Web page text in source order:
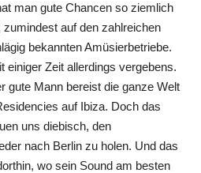
man gute Chancen so ziemlich
auf den zahlreichen
bekannten Amüsierbetriebe.
einiger Zeit allerdings vergebens.
gute Mann bereist die ganze Welt
auf Ibiza. Doch das
uns diebisch, den
nach Berlin zu holen. Und das
wo sein Sound am besten